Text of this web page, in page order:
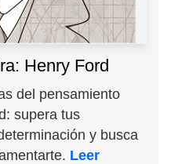
Henry Ford
del pensamiento
supera tus
y busca
Leer